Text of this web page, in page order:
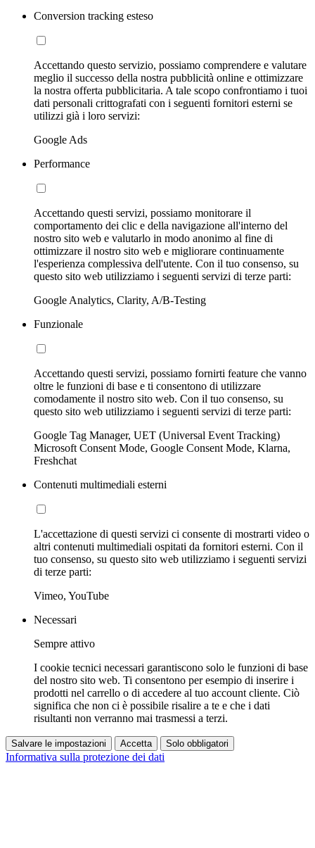
Conversion tracking esteso
Accettando questo servizio, possiamo comprendere e valutare
meglio il successo della nostra pubblicità online e ottimizzare
la nostra offerta pubblicitaria. A tale scopo confrontiamo i tuoi
dati personali crittografati con i seguenti fornitori esterni se
utilizzi già i loro servizi:
Google Ads
Performance
Accettando questi servizi, possiamo monitorare il
comportamento dei clic e della navigazione all'interno del
nostro sito web e valutarlo in modo anonimo al fine di
ottimizzare il nostro sito web e migliorare continuamente
l'esperienza complessiva dell'utente. Con il tuo consenso, su
questo sito web utilizziamo i seguenti servizi di terze parti:
Google Analytics, Clarity, A/B-Testing
Funzionale
Accettando questi servizi, possiamo fornirti feature che vanno
oltre le funzioni di base e ti consentono di utilizzare
comodamente il nostro sito web. Con il tuo consenso, su
questo sito web utilizziamo i seguenti servizi di terze parti:
Google Tag Manager, UET (Universal Event Tracking)
Microsoft Consent Mode, Google Consent Mode, Klarna,
Freshchat
Contenuti multimediali esterni
L'accettazione di questi servizi ci consente di mostrarti video o
altri contenuti multimediali ospitati da fornitori esterni. Con il
tuo consenso, su questo sito web utilizziamo i seguenti servizi
di terze parti:
Vimeo, YouTube
Necessari
Sempre attivo
I cookie tecnici necessari garantiscono solo le funzioni di base
del nostro sito web. Ti consentono per esempio di inserire i
prodotti nel carrello o di accedere al tuo account cliente. Ciò
significa che non ci è possibile risalire a te e che i dati
risultanti non verranno mai trasmessi a terzi.
Salvare le impostazioni Accetta Solo obbligatori
Informativa sulla protezione dei dati